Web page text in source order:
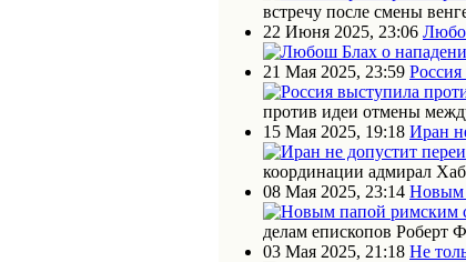
встречу после смены
22 Июня 2025, 23:06
21 Мая 2025, 23:59
против идеи отмены
15 Мая 2025, 19:18 Иран
координации адмирал
08 Мая 2025, 23:14 Новым
делам епископов Роберт
03 Мая 2025, 21:18 Не